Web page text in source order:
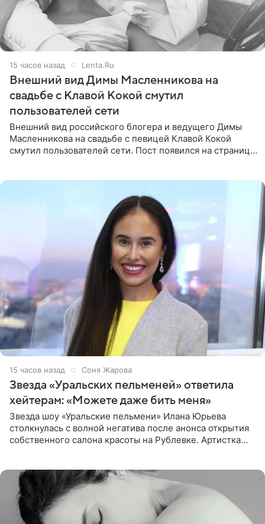
15 часов назад Lenta.Ru
Внешний вид Димы Масленникова на
свадьбе с Клавой Кокой смутил
пользователей сети
Внешний вид российского блогера и ведущего Димы
Масленникова на свадьбе с певицей Клавой Кокой
смутил пользователей сети. Пост появился на странице
15 часов назад Соня Жарова
Звезда «Уральских пельменей» ответила
хейтерам: «Можете даже бить меня»
Звезда шоу «Уральские пельмени» Илана Юрьева
столкнулась с волной негатива после анонса открытия
собственного салона красоты на Рублевке. Артистка